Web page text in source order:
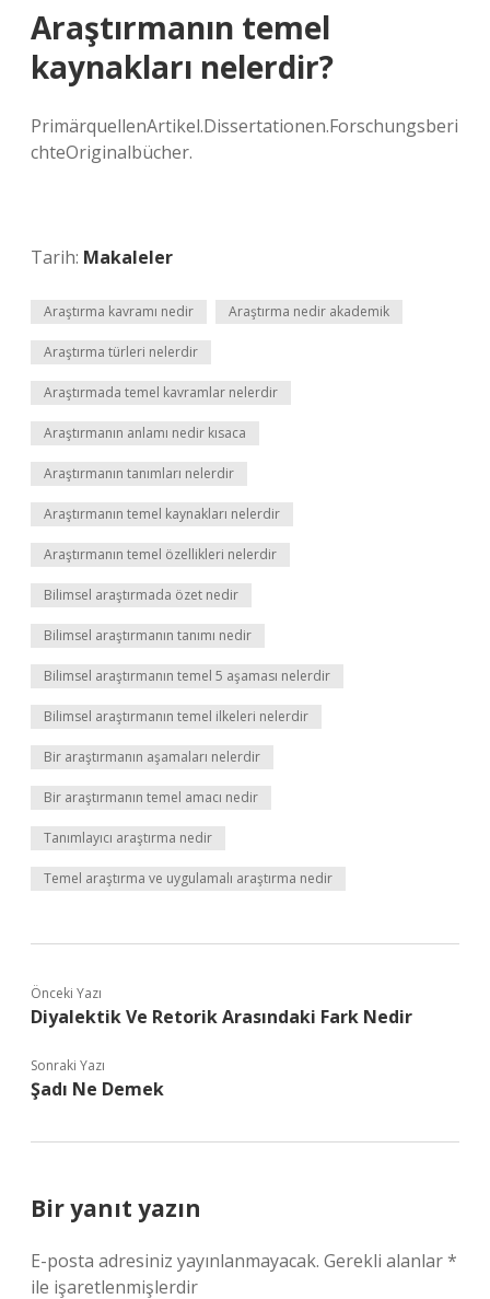
Araştırmanın temel
kaynakları nelerdir?
PrimärquellenArtikel.Dissertationen.Forschungsberi
chteOriginalbücher.
Tarih: Makaleler
Araştırma kavramı nedir Araştırma nedir akademik
Araştırma türleri nelerdir
Araştırmada temel kavramlar nelerdir
Araştırmanın anlamı nedir kısaca
Araştırmanın tanımları nelerdir
Araştırmanın temel kaynakları nelerdir
Araştırmanın temel özellikleri nelerdir
Bilimsel araştırmada özet nedir
Bilimsel araştırmanın tanımı nedir
Bilimsel araştırmanın temel 5 aşaması nelerdir
Bilimsel araştırmanın temel ilkeleri nelerdir
Bir araştırmanın aşamaları nelerdir
Bir araştırmanın temel amacı nedir
Tanımlayıcı araştırma nedir
Temel araştırma ve uygulamalı araştırma nedir
Önceki Yazı
Diyalektik Ve Retorik Arasındaki Fark Nedir
Sonraki Yazı
Şadı Ne Demek
Bir yanıt yazın
E-posta adresiniz yayınlanmayacak. Gerekli alanlar*
ile işaretlenmişlerdir